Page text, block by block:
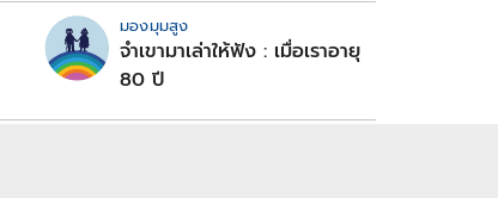
มองมุมสูง
จำเขามาเล่าให้ฟัง : เมื่อเราอายุ
80 ปี